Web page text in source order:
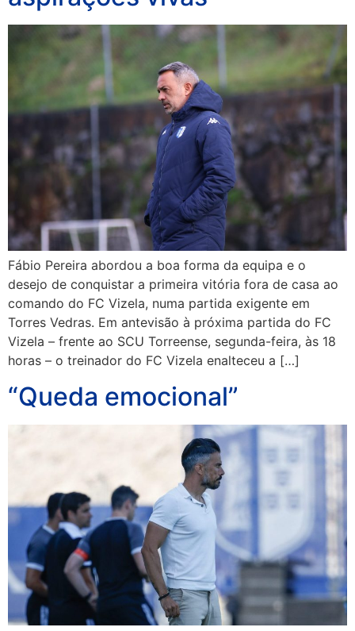
Fábio Pereira abordou a boa forma da equipa e o
desejo de conquistar a primeira vitória fora de casa ao
comando do FC Vizela, numa partida exigente em
Torres Vedras. Em antevisão à próxima partida do FC
Vizela – frente ao SCU Torreense, segunda-feira, às 18
horas – o treinador do FC Vizela enalteceu a […]
“Queda emocional”